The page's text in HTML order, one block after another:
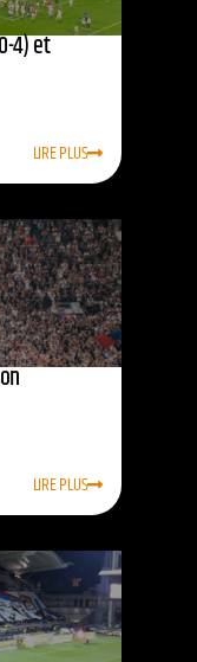
4) et
LIRE PLUS
LIRE PLUS